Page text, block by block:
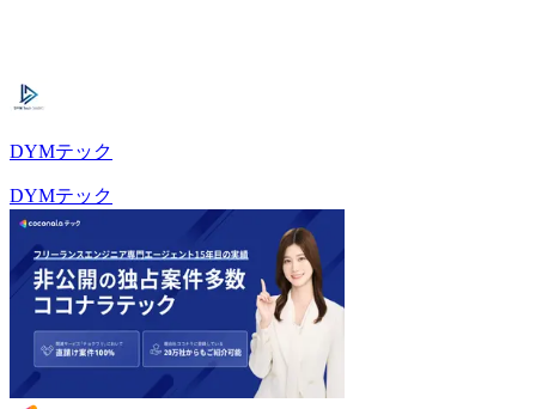
DYMテック
DYMテック